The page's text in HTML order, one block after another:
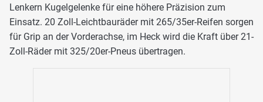
Lenkern Kugelgelenke für eine höhere Präzision zum
Einsatz. 20 Zoll-Leichtbauräder mit 265/35er-Reifen sorgen
für Grip an der Vorderachse, im Heck wird die Kraft über 21-
Zoll-Räder mit 325/20er-Pneus übertragen.